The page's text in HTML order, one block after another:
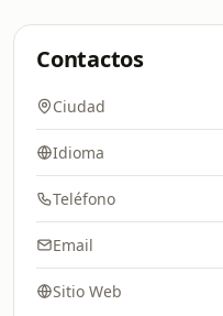
Contactos
Ciudad
Idioma
Teléfono
Email
Sitio Web